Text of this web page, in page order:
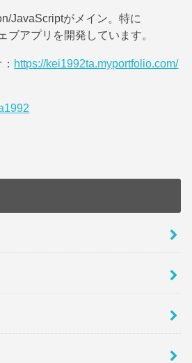
JavaScriptがメイン。特に
ブアプリを開発しています。
https://kei1992ta.myportfolio.com/